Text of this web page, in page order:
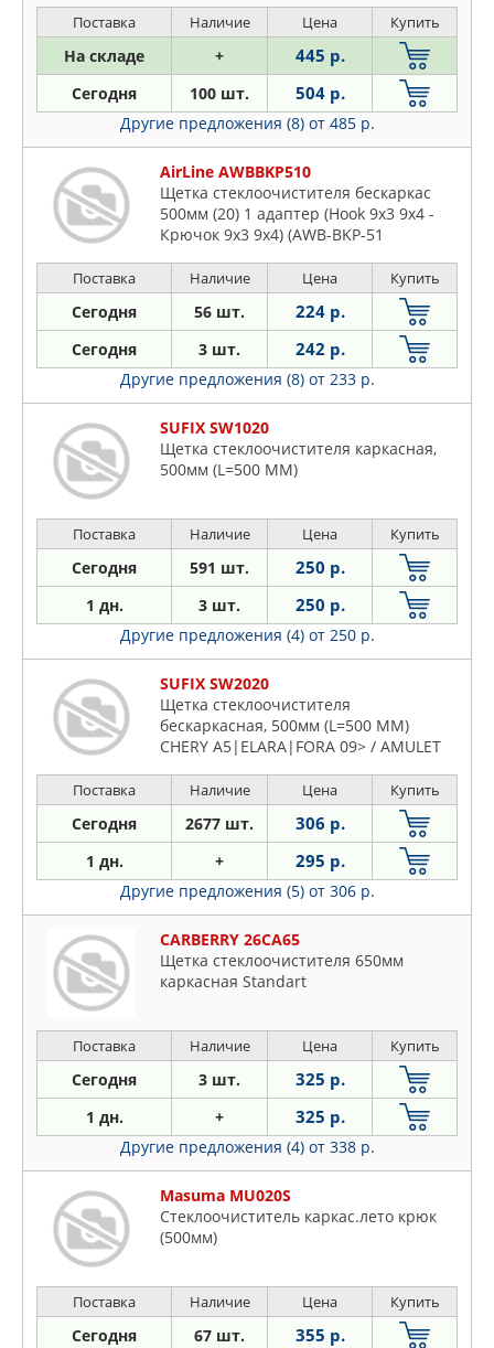
Поставка Наличие Цена Купить
На складе + 445 р.
Сегодня 100 шт. 504 р.
Другие предложения (8) от 485 р.
AirLine AWBBKP510
Щетка стеклоочистителя бескаркас
500мм (20) 1 адаптер (Hook 9x3 9x4 -
Крючок 9x3 9x4) (AWB-BKP-51
Поставка Наличие Цена Купить
Сегодня 56 шт. 224 р.
Сегодня 3 шт. 242 р.
Другие предложения (8) от 233 р.
SUFIX SW1020
Щетка стеклоочистителя каркасная,
500мм (L=500 ММ)
Поставка Наличие Цена Купить
Сегодня 591 шт. 250 р.
1 дн. 3 шт. 250 р.
Другие предложения (4) от 250 р.
SUFIX SW2020
Щетка стеклоочистителя
бескаркасная, 500мм (L=500 ММ)
CHERY A5|ELARA|FORA 09> / AMULET
Поставка Наличие Цена Купить
Сегодня 2677 шт. 306 р.
1 дн. + 295 р.
Другие предложения (5) от 306 р.
CARBERRY 26CA65
Щетка стеклоочистителя 650мм
каркасная Standart
Поставка Наличие Цена Купить
Сегодня 3 шт. 325 р.
1 дн. + 325 р.
Другие предложения (4) от 338 р.
Masuma MU020S
Стеклоочиститель каркас.лето крюк
(500мм)
Поставка Наличие Цена Купить
Сегодня 67 шт. 355 р.